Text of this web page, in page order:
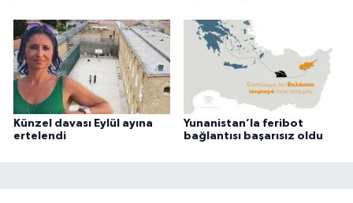
Künzel davası Eylül ayına
ertelendi
Yunanistan’la feribot
bağlantısı başarısız oldu